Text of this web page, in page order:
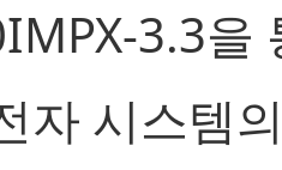
3.3을
자 시스템